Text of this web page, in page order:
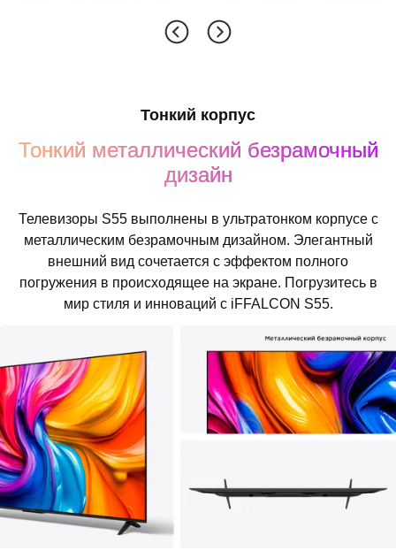
Тонкий корпус
Тонкий металлический безрамочный
дизайн
Телевизоры S55 выполнены в ультратонком корпусе с
металлическим безрамочным дизайном. Элегантный
внешний вид сочетается с эффектом полного
погружения в происходящее на экране. Погрузитесь в
мир стиля и инноваций с iFFALCON S55.